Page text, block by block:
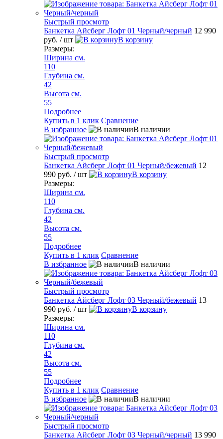
Быстрый просмотр
Банкетка Айсберг Лофт 01 Черный/черный 12 990
руб. / шт
В корзину
Размеры:
Ширина см.
110
Глубина см.
42
Высота см.
55
Подробнее
Купить в 1 клик Сравнение
В избранное
В наличии
Быстрый просмотр
Банкетка Айсберг Лофт 01 Черный/бежевый 12
990 руб. / шт
В корзину
Размеры:
Ширина см.
110
Глубина см.
42
Высота см.
55
Подробнее
Купить в 1 клик Сравнение
В избранное
В наличии
Быстрый просмотр
Банкетка Айсберг Лофт 03 Черный/бежевый 13
990 руб. / шт
В корзину
Размеры:
Ширина см.
110
Глубина см.
42
Высота см.
55
Подробнее
Купить в 1 клик Сравнение
В избранное
В наличии
Быстрый просмотр
Банкетка Айсберг Лофт 03 Черный/черный 13 990